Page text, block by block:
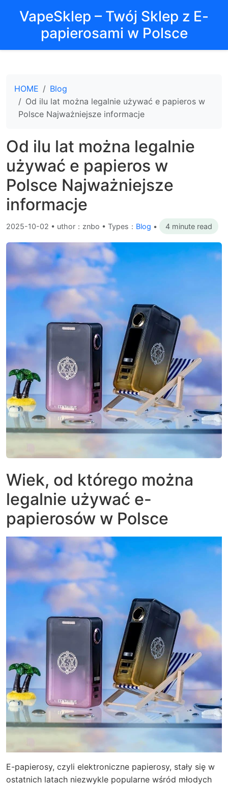
VapeSklep – Twój Sklep z E-
papierosami w Polsce
HOME
Blog
Od ilu lat można legalnie używać e papieros w
Polsce Najważniejsze informacje
Od ilu lat można legalnie
używać e papieros w
Polsce Najważniejsze
informacje
2025-10-02 • uthor：znbo • Types： Blog • 4 minute read
Wiek, od którego można
legalnie używać e-
papierosów w Polsce
E-papierosy, czyli elektroniczne papierosy, stały się w
ostatnich latach niezwykle popularne wśród młodych